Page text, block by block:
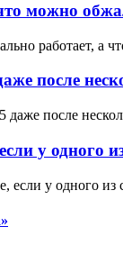
можно
работает, а
после
после
у одного из
у одного из